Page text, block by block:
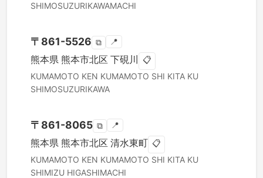
SHIMOSUZURIKAWAMACHI
〒 861-5526 ⧉ 📍
熊本県 熊本市北区 下硯川 📋
KUMAMOTO KEN KUMAMOTO SHI KITA KU
SHIMOSUZURIKAWA
〒 861-8065 ⧉ 📍
熊本県 熊本市北区 清水東町 📋
KUMAMOTO KEN KUMAMOTO SHI KITA KU
SHIMIZU HIGASHIMACHI